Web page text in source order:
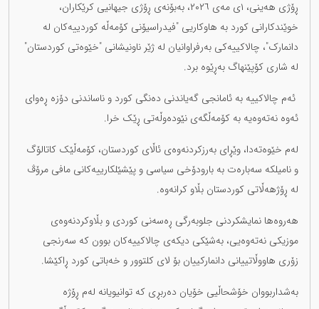
ڕۆژی هەینی، ١ی مەی ٢٠٢٦، بەبۆنەی ڕۆژی جیهانیی کرێکاران،
خوێندکارانی کورد بە هاوکاریی "فیدراسیۆنی کۆمەڵە کوردییەکان لە
دانمارک"، چالاکییەکی بەرفراوانیان لە ژێر ناونیشانی "خێوەتی کوردستان"
لە شاری کۆپێنهاگ بەڕێوە برد.
ئەم چالاکییە بە ئامانجی گەیاندنی دەنگی کورد و ناساندنی دۆزە ڕەوای
ئەوە نەتەوەیە بە کۆمەڵگەی نێودەوڵەتی ڕێک خرا.
لەم خێوەتەدا، وێڕای بەرزکردنەوەی ئاڵای کوردستان، کۆمەڵێک کاتالۆگ
و نامیلکە سەبارەت بە بارودۆخی سیاسی و پێشێلکارییەکانی مافی مرۆڤ
لە ڕۆژهەڵاتی کوردستان بڵاو کرانەوە.
هەروەها نمایشکردنی جلوبەرگی ڕەسەنی کوردی و بڵاوکردنەوەی
موزیکی نەتەوەیی، بەشێکی دیکەی چالاکییەکان بوون کە سەرنجی
زۆری هاووڵاتییانی دانمارکییان بۆ لای کلتوور و خەباتی کورد ڕاکێشا.
بەشداربووان خۆشحاڵیی خۆیان دەربڕی کە توانیویانە لەم ڕۆژە